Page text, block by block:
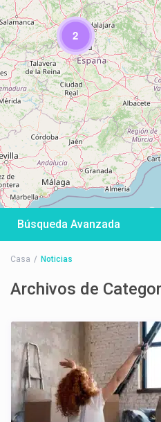
2
Búsqueda Avanzada
Casa Noticias
Archivos de